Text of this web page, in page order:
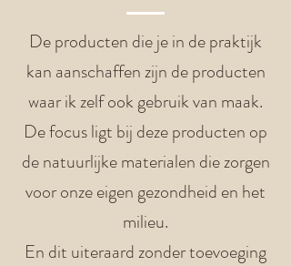
De producten die je in de praktijk
kan aanschaffen zijn de producten
waar ik zelf ook gebruik van maak.
De focus ligt bij deze producten op
de natuurlijke materialen die zorgen
voor onze eigen gezondheid en het
milieu.
En dit uiteraard zonder toevoeging